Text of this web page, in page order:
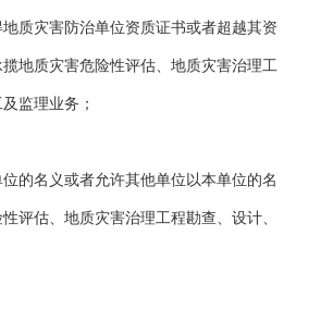
地质灾害防治单位资质证书或者超越其资
地质灾害危险性评估、地质灾害治理工
监理业务；
位的名义或者允许其他单位以本单位的名
评估、地质灾害治理工程勘查、设计、